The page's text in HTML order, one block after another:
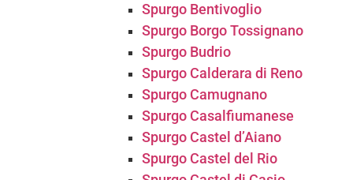
Spurgo Bentivoglio
Spurgo Borgo Tossignano
Spurgo Budrio
Spurgo Calderara di Reno
Spurgo Camugnano
Spurgo Casalfiumanese
Spurgo Castel d’Aiano
Spurgo Castel del Rio